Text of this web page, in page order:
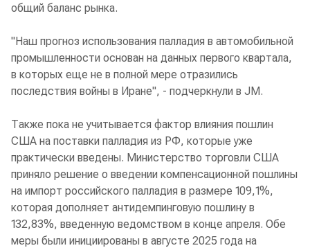
общий баланс рынка.
"Наш прогноз использования палладия в автомобильной
промышленности основан на данных первого квартала,
в которых еще не в полной мере отразились
последствия войны в Иране", - подчеркнули в JM.
Также пока не учитывается фактор влияния пошлин
США на поставки палладия из РФ, которые уже
практически введены. Министерство торговли США
приняло решение о введении компенсационной пошлины
на импорт российского палладия в размере 109,1%,
которая дополняет антидемпинговую пошлину в
132,83%, введенную ведомством в конце апреля. Обе
меры были инициированы в августе 2025 года на